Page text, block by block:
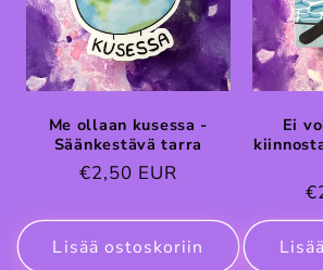
Me ollaan kusessa -
Säänkestävä tarra
Normaalihinta
€2,50 EUR
Lisää ostoskoriin
Ei